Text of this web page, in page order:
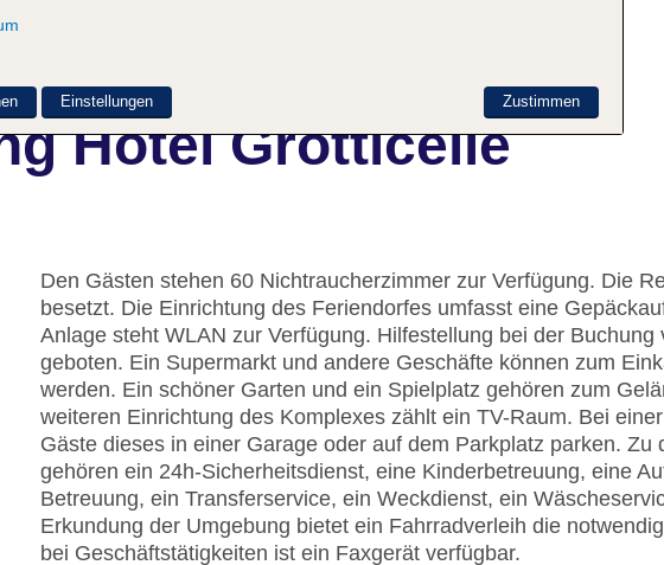
Hotel Grotticelle
Den Gästen stehen 60 Nichtraucherzimmer zur Verfügung. Die
besetzt. Die Einrichtung des Feriendorfes umfasst eine
Anlage steht WLAN zur Verfügung. Hilfestellung bei der
geboten. Ein Supermarkt und andere Geschäfte können zum
werden. Ein schöner Garten und ein Spielplatz gehören zum
weiteren Einrichtung des Komplexes zählt ein TV-Raum. Bei
Gäste dieses in einer Garage oder auf dem Parkplatz parken. Zu
gehören ein 24h-Sicherheitsdienst, eine Kinderbetreuung, eine
Betreuung, ein Transferservice, ein Weckdienst, ein
Erkundung der Umgebung bietet ein Fahrradverleih die
bei Geschäftstätigkeiten ist ein Faxgerät verfügbar.
Zustimmen
Einstellungen